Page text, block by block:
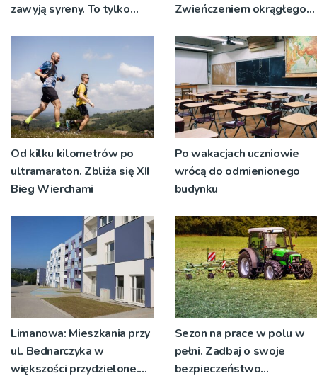
zawyją syreny. To tylko
Zwieńczeniem okrągłego
nowej płyty
Od kilku kilometrów po
ultramaraton. Zbliża się XII
Bieg Wierchami
Po wakacjach uczniowie
wrócą do odmienionego
budynku
Limanowa: Mieszkania przy
ul. Bednarczyka w
większości przydzielone.
Sezon na prace w polu w
pełni. Zadbaj o swoje
bezpieczeństwo